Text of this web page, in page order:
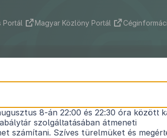
Portál Magyar Közlöny Portál
Község Önkormányzata
(I. 27.) önkormányzati
indokolása
8-án 22:00 és 22:30 óra között
szolgáltatásában átmeneti
számítani. Szíves türelmüket és